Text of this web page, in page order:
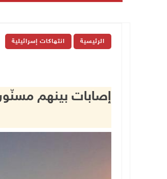
الرئيسية انتهاكات إسرائيلية
إصابات بينهم